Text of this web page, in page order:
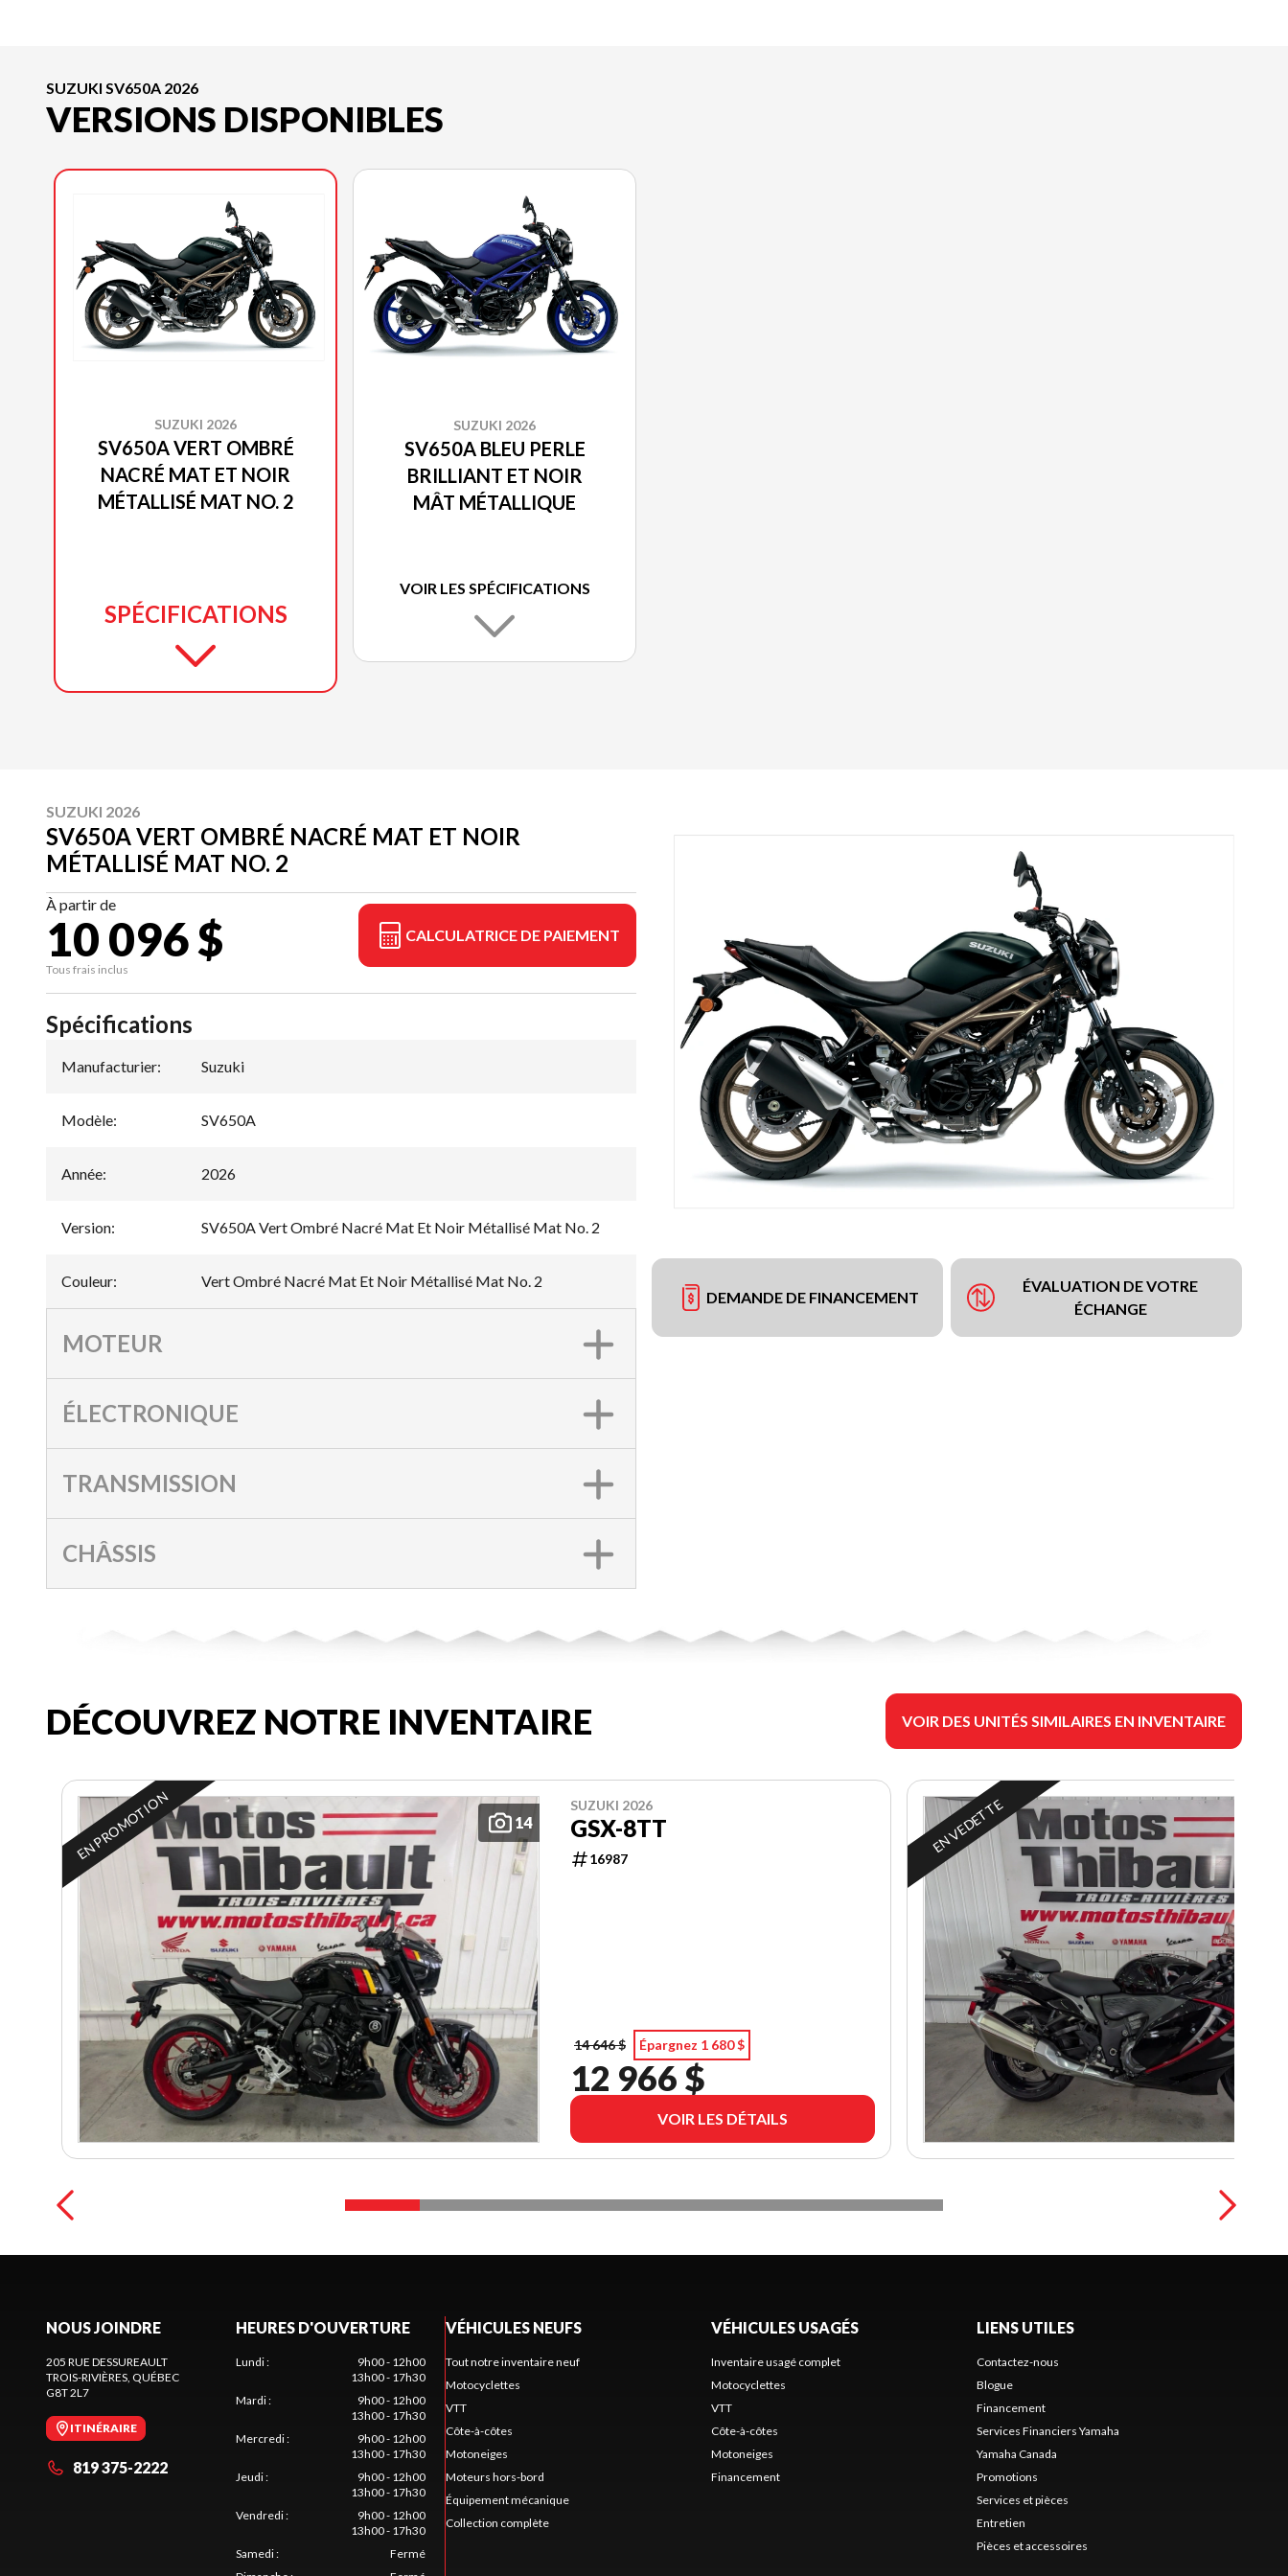
SUZUKI SV650A 2026
VERSIONS DISPONIBLES
SUZUKI 2026
SV650A VERT OMBRÉ
NACRÉ MAT ET NOIR
MÉTALLISÉ MAT NO. 2
SPÉCIFICATIONS
SUZUKI 2026
SV650A BLEU PERLE
BRILLIANT ET NOIR
MÂT MÉTALLIQUE
VOIR LES SPÉCIFICATIONS
SUZUKI 2026
SV650A VERT OMBRÉ NACRÉ MAT ET NOIR
MÉTALLISÉ MAT NO. 2
À partir de
10 096 $
Tous frais inclus
CALCULATRICE DE PAIEMENT
DEMANDE DE FINANCEMENT
ÉVALUATION DE VOTRE
ÉCHANGE
Spécifications
Manufacturier: Suzuki
Modèle: SV650A
Année: 2026
Version: SV650A Vert Ombré Nacré Mat Et Noir Métallisé Mat No. 2
Couleur: Vert Ombré Nacré Mat Et Noir Métallisé Mat No. 2
MOTEUR
ÉLECTRONIQUE
TRANSMISSION
CHÂSSIS
DÉCOUVREZ NOTRE INVENTAIRE VOIR DES UNITÉS SIMILAIRES EN INVENTAIRE
14
EN PROMOTION SUZUKI 2026
GSX-8TT
16987
14 646 $ Épargnez 1 680 $
12 966 $
VOIR LES DÉTAILS
EN VEDETTE
NOUS JOINDRE
205 RUE DESSUREAULT
TROIS-RIVIÈRES , QUÉBEC
G8T 2L7
ITINÉRAIRE
819 375-2222
HEURES D'OUVERTURE
Lundi:
9h00 - 12h00
13h00 - 17h30
Mardi:
9h00 - 12h00
13h00 - 17h30
Mercredi:
9h00 - 12h00
13h00 - 17h30
Jeudi:
9h00 - 12h00
13h00 - 17h30
Vendredi:
9h00 - 12h00
13h00 - 17h30
Samedi:
Fermé
VÉHICULES NEUFS
Tout notre inventaire neuf
Motocyclettes
VTT
Côte-à-côtes
Motoneiges
Moteurs hors-bord
Équipement mécanique
Collection complète
VÉHICULES USAGÉS
Inventaire usagé complet
Motocyclettes
VTT
Côte-à-côtes
Motoneiges
Financement
LIENS UTILES
Contactez-nous
Blogue
Financement
Services Financiers Yamaha
Yamaha Canada
Promotions
Services et pièces
Entretien
Pièces et accessoires